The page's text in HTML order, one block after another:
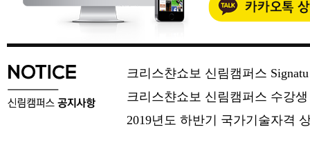
크리스챤쇼보 신림캠퍼스
크리스챤쇼보 신림캠퍼스 수강
2019년도 하반기 국가기술자격